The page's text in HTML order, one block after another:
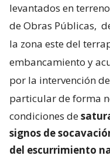
levantados en
de Obras Públicas,
la zona este del
embancamiento y
por la intervención
particular de forma
condiciones de
signos de
del escurrimiento